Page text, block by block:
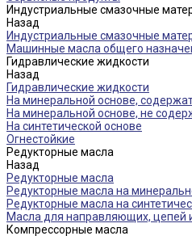
Индустриальные смазочные
Назад
Индустриальные смазочные
Машинные масла общего
Гидравлические жидкости
Назад
Гидравлические жидкости
На минеральной основе,
На минеральной основе, не
На синтетической основе
Огнестойкие
Редукторные масла
Назад
Редукторные масла
Редукторные масла на
Редукторные масла на
Масла для направляющих, цепей
Компрессорные масла